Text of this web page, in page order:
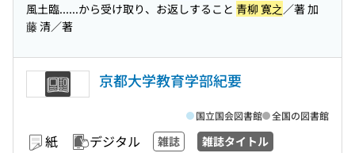
風土臨......から受け取り、お返しすること 青柳 寛之／著 加
藤 清／著
京都大学教育学部紀要
紙 デジタル 雑誌 雑誌タイトル
国立国会図書館 全国の図書館